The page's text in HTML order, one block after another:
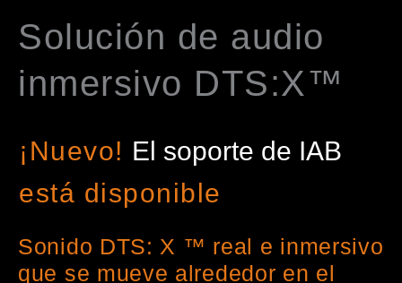
Solución de audio
inmersivo DTS:X™
¡Nuevo! El soporte de IAB
está disponible
Sonido DTS: X ™ real e inmersivo
que se mueve alrededor en el